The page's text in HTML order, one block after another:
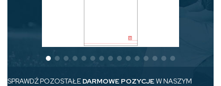
SPRAWDŹ POZOSTAŁE DARMOWE POZYCJEW NASZYM